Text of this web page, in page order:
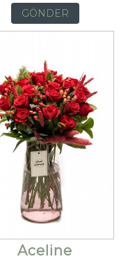
GÖNDER
Aceline